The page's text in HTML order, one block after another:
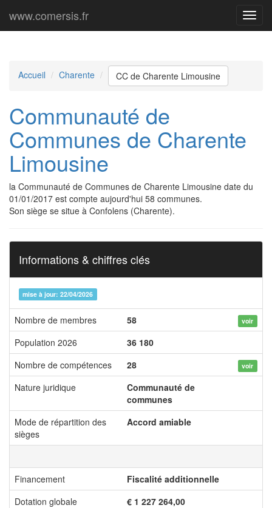
Menu
www.comersis.fr
Accueil Charente CC de Charente Limousine
Communauté de
Communes de Charente
Limousine
la Communauté de Communes de Charente Limousine date du
01/01/2017 est compte aujourd'hui 58 communes.
Son siège se situe à Confolens (Charente).
Informations & chiffres clés
mise à jour: 22/04/2026
Nombre de membres 58 voir
Population 2026
36 180
Nombre de compétences
28 voir
Nature juridique
Communauté de
communes
Mode de répartition des
sièges
Accord amiable
Financement
Fiscalité additionnelle
Dotation globale
€ 1 227 264,00